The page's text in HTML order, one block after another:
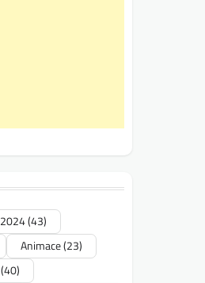
2024(43)
Animace(23)
(40)